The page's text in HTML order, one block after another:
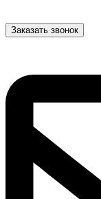
Заказать звонок